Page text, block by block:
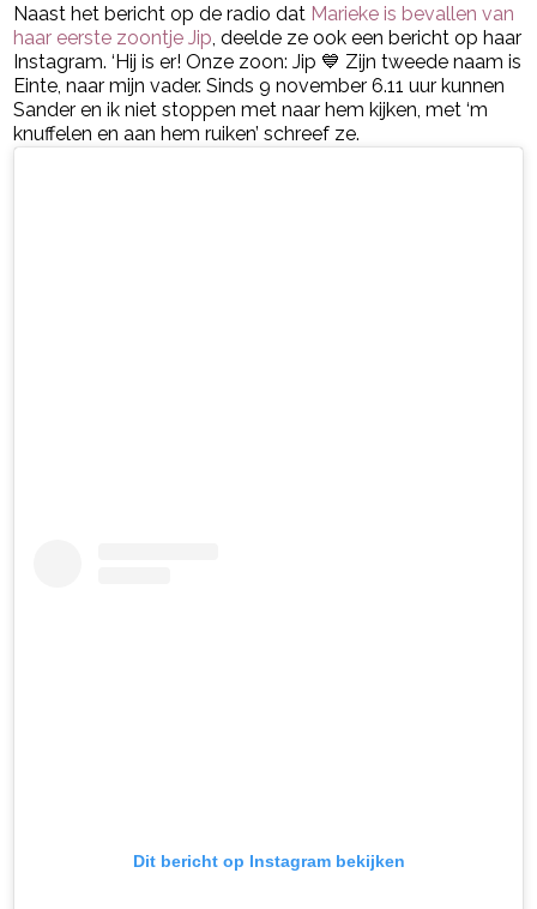
Naast het bericht op de radio dat Marieke is bevallen van
haar eerste zoontje Jip , deelde ze ook een bericht op haar
Instagram. ‘Hij is er! Onze zoon: Jip 💙 Zijn tweede naam is
Einte, naar mijn vader. Sinds 9 november 6.11 uur kunnen
Sander en ik niet stoppen met naar hem kijken, met ‘m
knuffelen en aan hem ruiken’ schreef ze.
Dit bericht op Instagram bekijken